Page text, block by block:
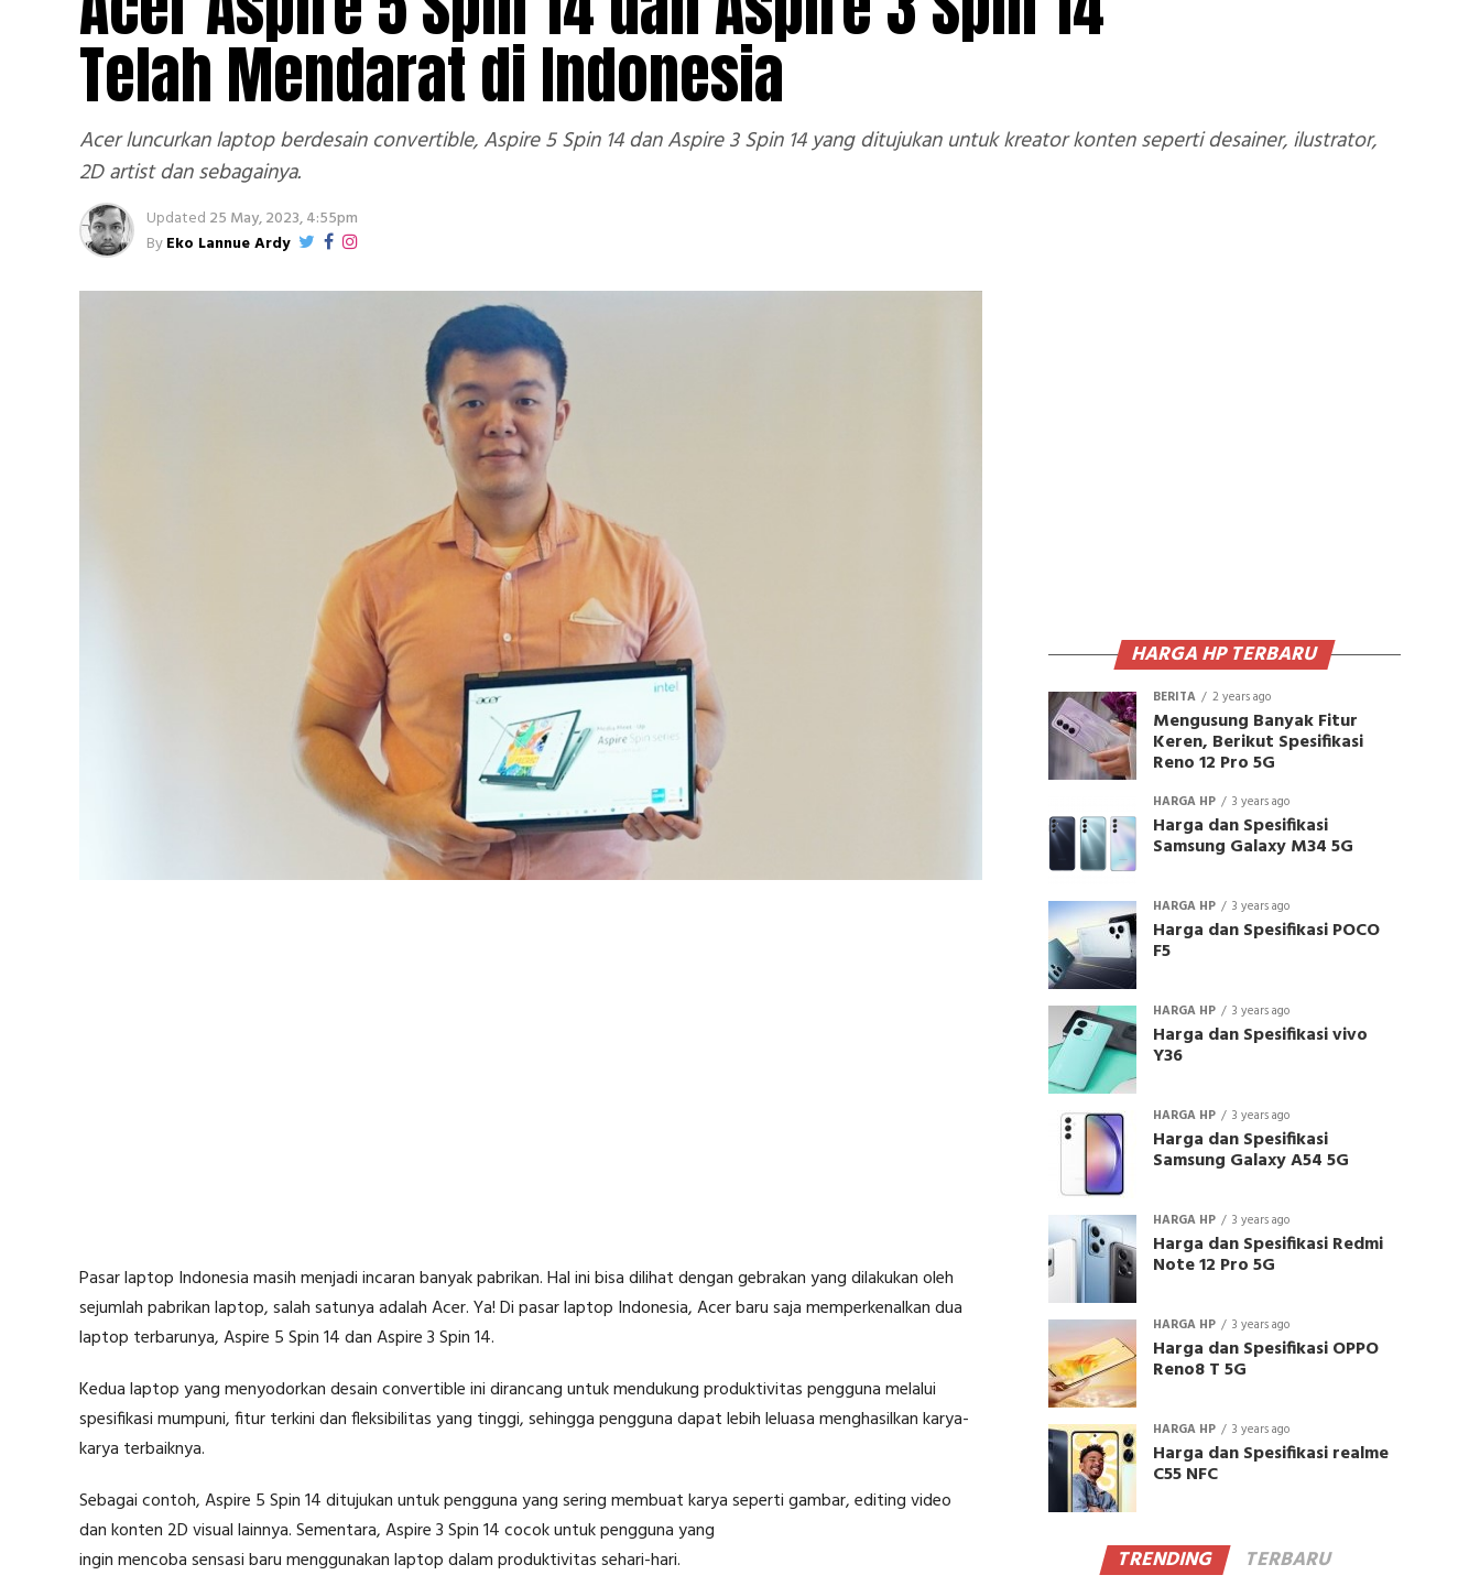
Telah Mendarat di Indonesia
Acer luncurkan laptop berdesain convertible, Aspire 5 Spin 14 dan Aspire 3 Spin 14 yang ditujukan untuk kreator konten seperti desainer, ilustrator,
2D artist dan sebagainya.
Updated 25 May, 2023, 4:55pm
ByEko Lannue Ardy
Pasar laptop Indonesia masih menjadi incaran banyak pabrikan. Hal ini bisa dilihat dengan gebrakan yang dilakukan oleh
sejumlah pabrikan laptop, salah satunya adalah Acer. Ya! Di pasar laptop Indonesia, Acer baru saja memperkenalkan dua
laptop terbarunya, Aspire 5 Spin 14 dan Aspire 3 Spin 14.
Kedua laptop yang menyodorkan desain convertible ini dirancang untuk mendukung produktivitas pengguna melalui
spesifikasi mumpuni, fitur terkini dan fleksibilitas yang tinggi, sehingga pengguna dapat lebih leluasa menghasilkan karya-
karya terbaiknya.
Sebagai contoh, Aspire 5 Spin 14 ditujukan untuk pengguna yang sering membuat karya seperti gambar, editing video
dan konten 2D visual lainnya. Sementara, Aspire 3 Spin 14 cocok untuk pengguna yang
ingin mencoba sensasi baru menggunakan laptop dalam produktivitas sehari-hari.
HARGA HP TERBARU
BERITA 2 years ago
Mengusung Banyak Fitur
Keren, Berikut Spesifikasi
Reno 12 Pro 5G
HARGA HP 3 years ago
Harga dan Spesifikasi
Samsung Galaxy M34 5G
HARGA HP 3 years ago
Harga dan Spesifikasi POCO
F5
HARGA HP 3 years ago
Harga dan Spesifikasi vivo
Y36
HARGA HP 3 years ago
Harga dan Spesifikasi
Samsung Galaxy A54 5G
HARGA HP 3 years ago
Harga dan Spesifikasi Redmi
Note 12 Pro 5G
HARGA HP 3 years ago
Harga dan Spesifikasi OPPO
Reno8 T 5G
HARGA HP 3 years ago
Harga dan Spesifikasi realme
C55 NFC
TRENDING TERBARU